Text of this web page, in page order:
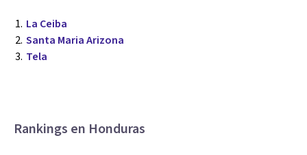
La Ceiba
Santa Maria Arizona
Tela
Rankings en Honduras